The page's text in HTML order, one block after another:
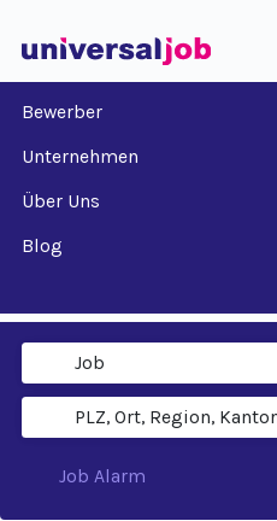
Bewerber
Unternehmen
Über Uns
Blog
Job Alarm